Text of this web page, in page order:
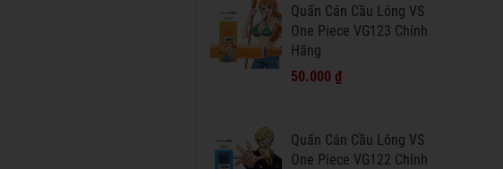
Quấn Cán Cầu Lông VS
One Piece VG123 Chính
Hãng
50.000 ₫
Quấn Cán Cầu Lông VS
One Piece VG122 Chính